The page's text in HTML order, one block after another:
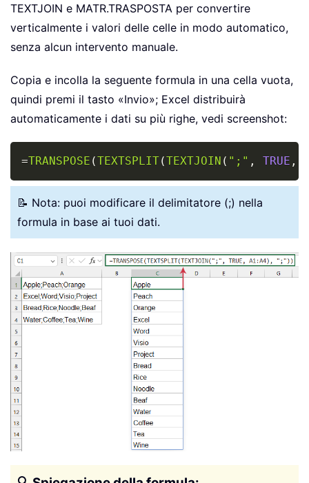
TEXTJOIN e MATR.TRASPOSTA per convertire
verticalmente i valori delle celle in modo automatico,
senza alcun intervento manuale.
Copia e incolla la seguente formula in una cella vuota,
quindi premi il tasto «Invio»; Excel distribuirà
automaticamente i dati su più righe, vedi screenshot:
=TRANSPOSE (TEXTSPLIT(TEXTJOIN ( ";" , TRUE ,
Copy
📝 Nota: puoi modificare il delimitatore (;) nella
formula in base ai tuoi dati.